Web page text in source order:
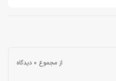
از مجموع 0 دیدگاه